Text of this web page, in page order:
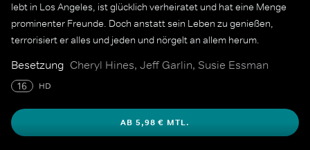
lebt in Los Angeles, ist glücklich verheiratet und hat eine Menge
prominenter Freunde. Doch anstatt sein Leben zu genießen,
terrorisiert er alles und jeden und nörgelt an allem herum.
Besetzung Cheryl Hines, Jeff Garlin, Susie Essman
16 HD
AB 5,98 € MTL.